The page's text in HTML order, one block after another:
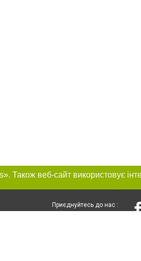
Приєднуйтесь до нас :